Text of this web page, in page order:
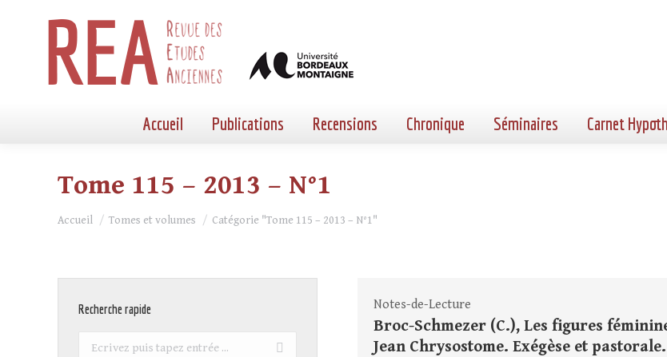
Accueil Publications Recensions Chronique Séminaires Carnet
Tome 115 – 2013 – N°1
Vous êtes ici :
Accueil Tomes et volumes Catégorie "Tome 115 – 2013 – N°1"
Notes-de-Lecture
Broc-Schmezer (C.), Les figures
Jean Chrysostome. Exégèse et
Recherche rapide
Recherche